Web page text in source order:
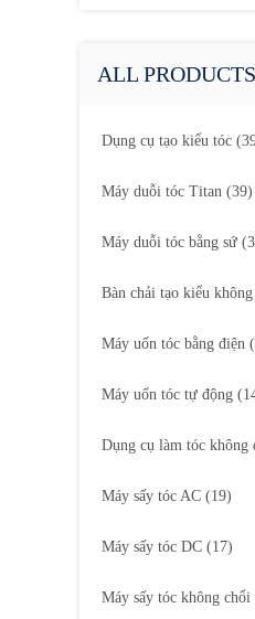
ALL PRODUCTS
Dụng cụ tạo kiểu tóc
Máy duỗi tóc Titan (39)
Máy duỗi tóc bằng sứ
Bàn chải tạo kiểu
Máy uốn tóc bằng điện
Máy uốn tóc tự động
Dụng cụ làm tóc không
Máy sấy tóc AC (19)
Máy sấy tóc DC (17)
Máy sấy tóc không chổi